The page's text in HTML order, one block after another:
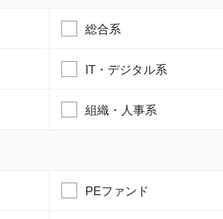
総合系
IT・デジタル系
組織・人事系
PEファンド